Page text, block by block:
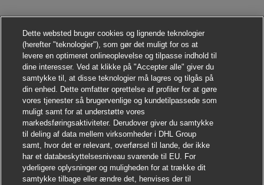
Dette websted bruger cookies og lignende teknologier
(herefter "teknologier"), som gør det muligt for os at
levere en optimeret onlineoplevelse og tilpasse indhold til
dine interesser. Ved at klikke på "Accepter alle" giver du
samtykke til, at disse teknologier må lagres og tilgås på
din enhed. Dette omfatter oprettelse af profiler for at gøre
vores tjenester så brugervenlige og kundetilpassede som
muligt samt for at understøtte vores
markedsføringsaktiviteter. Derudover giver du samtykke
til deling af data mellem virksomheder i DHL Group
samt, hvor det er relevant, overførsel til lande, der ikke
har et databeskyttelsesniveau svarende til EU. For
yderligere oplysninger og muligheden for at trække dit
samtykke tilbage eller ændre det, henvises der til